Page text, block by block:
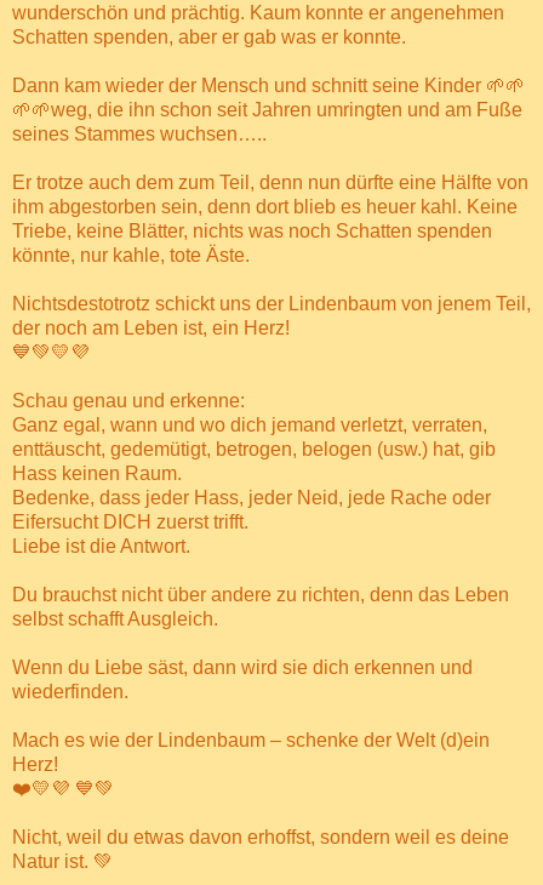
wunderschön und prächtig. Kaum konnte er angenehmen
Schatten spenden, aber er gab was er konnte.
Dann kam wieder der Mensch und schnitt seine Kinder 🌱🌱
🌱🌱weg, die ihn schon seit Jahren umringten und am Fuße
seines Stammes wuchsen…..
Er trotze auch dem zum Teil, denn nun dürfte eine Hälfte von
ihm abgestorben sein, denn dort blieb es heuer kahl. Keine
Triebe, keine Blätter, nichts was noch Schatten spenden
könnte, nur kahle, tote Äste.
Nichtsdestotrotz schickt uns der Lindenbaum von jenem Teil,
der noch am Leben ist, ein Herz!
💙💚💛💜
Schau genau und erkenne:
Ganz egal, wann und wo dich jemand verletzt, verraten,
enttäuscht, gedemütigt, betrogen, belogen (usw.) hat, gib
Hass keinen Raum.
Bedenke, dass jeder Hass, jeder Neid, jede Rache oder
Eifersucht DICH zuerst trifft.
Liebe ist die Antwort.
Du brauchst nicht über andere zu richten, denn das Leben
selbst schafft Ausgleich.
Wenn du Liebe säst, dann wird sie dich erkennen und
wiederfinden.
Mach es wie der Lindenbaum – schenke der Welt (d)ein
Herz!
❤️💛💜 💙💚
Nicht, weil du etwas davon erhoffst, sondern weil es deine
Natur ist. 💚